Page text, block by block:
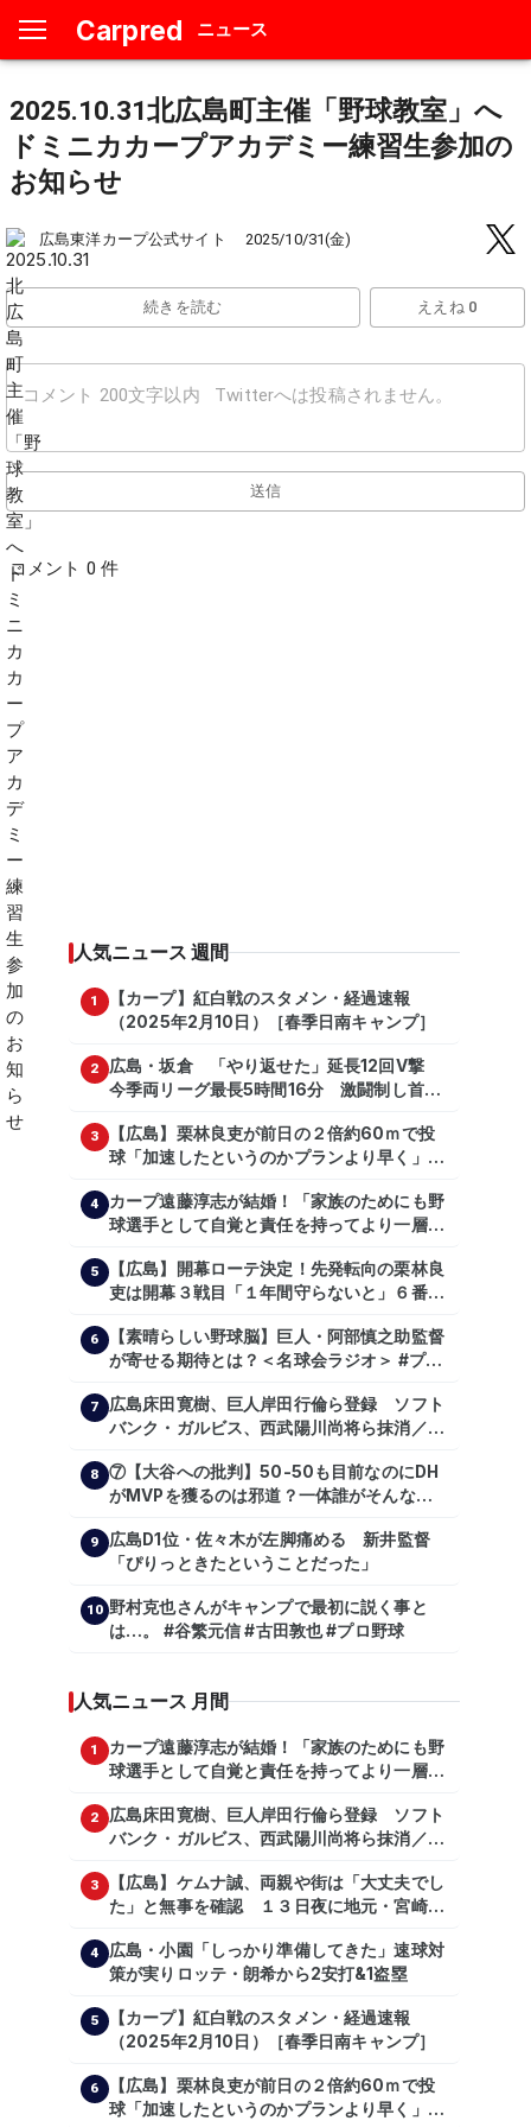
Carpred ニュース
2025.10.31北広島町主催「野球教室」へ
ドミニカカープアカデミー練習生参加の
お知らせ
広島東洋カープ公式サイト 2025/10/31(金)
続きを読む ええね 0
送信
コメント 0 件
人気ニュース 週間
1
【カープ】紅白戦のスタメン・経過速報
（2025年2月10日）［春季日南キャンプ］
2
広島・坂倉 「やり返せた」延長12回V撃
今季両リーグ最長5時間16分 激闘制し首位
3
【広島】栗林良吏が前日の２倍約60ｍで投
球「加速したというのかプランより早く」自
4
カープ遠藤淳志が結婚！「家族のためにも野
球選手として自覚と責任を持ってより一層頑
5
【広島】開幕ローテ決定！先発転向の栗林良
吏は開幕３戦目「１年間守らないと」６番手
6
【素晴らしい野球脳】巨人・阿部慎之助監督
が寄せる期待とは？＜名球会ラジオ＞ #プロ
山礼都 #泉口友汰 #石井琢朗 #shorts
7
広島床田寛樹、巨人岸田行倫ら登録 ソフト
バンク・ガルビス、西武陽川尚将ら抹消／２
8
⑦【大谷への批判】50-50も目前なのにDH
がMVPを獲るのは邪道？一体誰がそんな事
【shoheiohtani】【池田親興】【高橋慶
彦】【広島東洋カープ】【プロ野球】
9
広島D1位・佐々木が左脚痛める 新井監督
「ぴりっときたということだった」
10 野村克也さんがキャンプで最初に説く事と
は…。 #谷繁元信 #古田敦也 #プロ野球
人気ニュース 月間
1
カープ遠藤淳志が結婚！「家族のためにも野
球選手として自覚と責任を持ってより一層頑
2
広島床田寛樹、巨人岸田行倫ら登録 ソフト
バンク・ガルビス、西武陽川尚将ら抹消／２
3
【広島】ケムナ誠、両親や街は「大丈夫でし
た」と無事を確認 １３日夜に地元・宮崎県
4
広島・小園「しっかり準備してきた」速球対
策が実りロッテ・朗希から2安打&1盗塁
5
【カープ】紅白戦のスタメン・経過速報
（2025年2月10日）［春季日南キャンプ］
6
【広島】栗林良吏が前日の２倍約60ｍで投
球「加速したというのかプランより早く」自